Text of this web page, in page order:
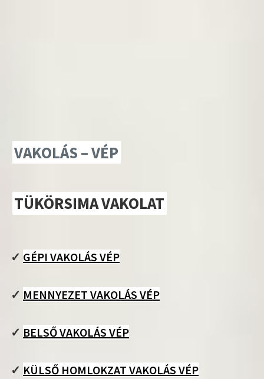
VAKOLÁS – VÉP
TÜKÖRSIMA VAKOLAT
✓ GÉPI VAKOLÁS VÉP
✓ MENNYEZET VAKOLÁS VÉP
✓ BELSŐ VAKOLÁS VÉP
✓ KÜLSŐ HOMLOKZAT VAKOLÁS VÉP